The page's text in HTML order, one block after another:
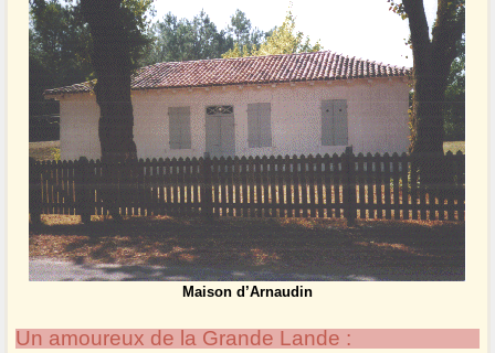
Maison d’Arnaudin
Un amoureux de la Grande Lande :